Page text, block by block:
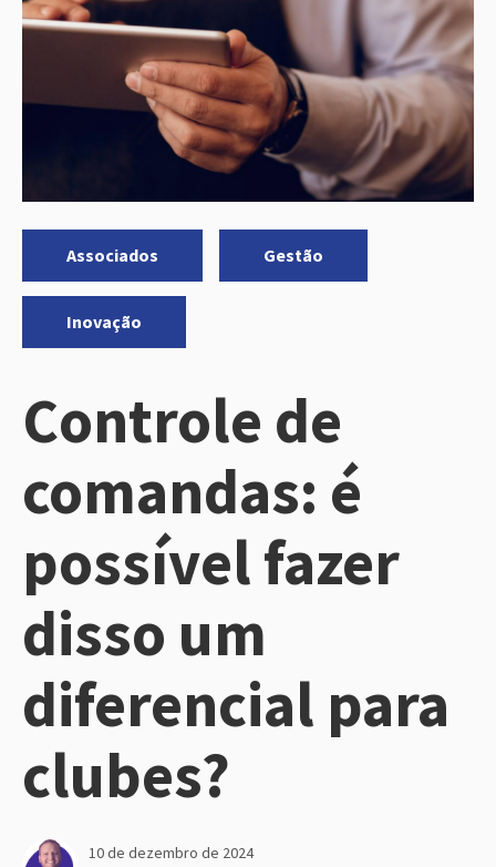
Associados Gestão
Inovação
Controle de
comandas: é
possível fazer
disso um
diferencial para
clubes?
10 de dezembro de 2024